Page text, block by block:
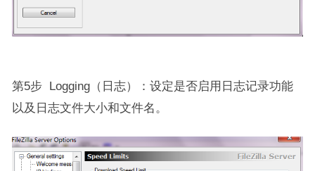
第5步 Logging（日志）：设定是否启用日志记录功能
以及日志文件大小和文件名。